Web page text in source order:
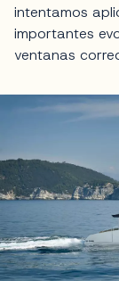
intentamos
importantes
ventanas